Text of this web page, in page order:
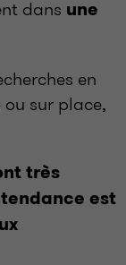
dans une
en
sur place,
très
est